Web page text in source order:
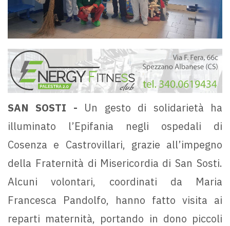
SAN SOSTI - Un gesto di solidarietà ha
illuminato l’Epifania negli ospedali di
Cosenza e Castrovillari, grazie all’impegno
della Fraternità di Misericordia di San Sosti.
Alcuni volontari, coordinati da Maria
Francesca Pandolfo, hanno fatto visita ai
reparti maternità, portando in dono piccoli